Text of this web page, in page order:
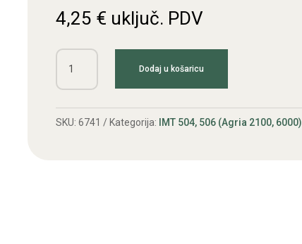
4,25 € uključ. PDV
Ležaj
radilice
504,506
Dodaj u košaricu
SKU: 6741 Kategorija: IMT 504, 506 (Agria 2100, 6000)